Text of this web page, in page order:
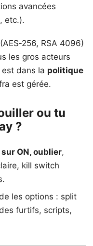
avancées
etc.).
(AES‑256, RSA 4096)
les gros acteurs
dans la politique
est gérée.
ou tu
?
ON, oublier,
kill switch
les options : split
furtifs, scripts,